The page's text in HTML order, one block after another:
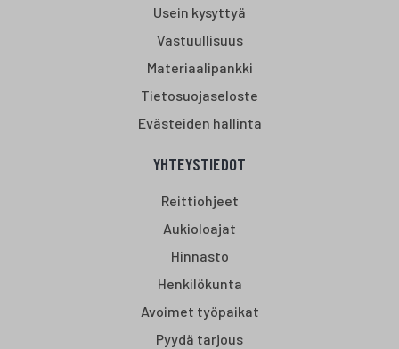
Usein kysyttyä
Vastuullisuus
Materiaalipankki
Tietosuojaseloste
Evästeiden hallinta
YHTEYSTIEDOT
Reittiohjeet
Aukioloajat
Hinnasto
Henkilökunta
Avoimet työpaikat
Pyydä tarjous